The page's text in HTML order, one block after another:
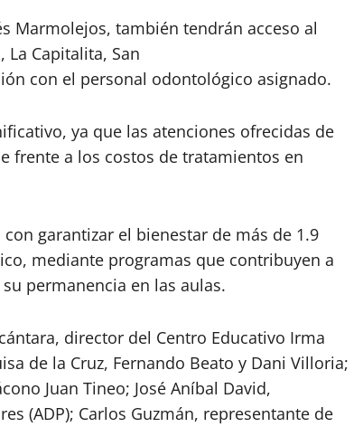
Marmolejos, también tendrán acceso al
Capitalita, San
con el personal odontológico asignado.
ya que las atenciones ofrecidas de
frente a los costos de tratamientos en
garantizar el bienestar de más de 1.9
mediante programas que contribuyen a
permanencia en las aulas.
director del Centro Educativo Irma
de la Cruz, Fernando Beato y Dani Villoria;
Juan Tineo; José Aníbal David,
(ADP); Carlos Guzmán, representante de